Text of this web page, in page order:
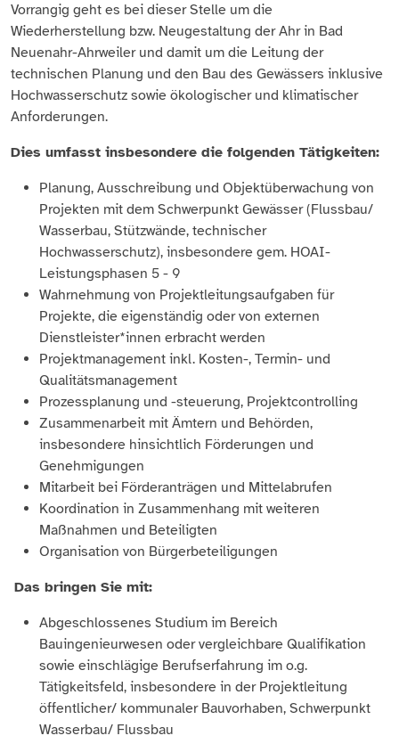
Vorrangig geht es bei dieser Stelle um die
Wiederherstellung bzw. Neugestaltung der Ahr in Bad
Neuenahr-Ahrweiler und damit um die Leitung der
technischen Planung und den Bau des Gewässers inklusive
Hochwasserschutz sowie ökologischer und klimatischer
Anforderungen.
Dies umfasst insbesondere die folgenden Tätigkeiten:
Planung, Ausschreibung und Objektüberwachung von
Projekten mit dem Schwerpunkt Gewässer (Flussbau/
Wasserbau, Stützwände, technischer
Hochwasserschutz), insbesondere gem. HOAI-
Leistungsphasen 5 - 9
Wahrnehmung von Projektleitungsaufgaben für
Projekte, die eigenständig oder von externen
Dienstleister*innen erbracht werden
Projektmanagement inkl. Kosten-, Termin- und
Qualitätsmanagement
Prozessplanung und -steuerung, Projektcontrolling
Zusammenarbeit mit Ämtern und Behörden,
insbesondere hinsichtlich Förderungen und
Genehmigungen
Mitarbeit bei Förderanträgen und Mittelabrufen
Koordination in Zusammenhang mit weiteren
Maßnahmen und Beteiligten
Organisation von Bürgerbeteiligungen
Das bringen Sie mit:
Abgeschlossenes Studium im Bereich
Bauingenieurwesen oder vergleichbare Qualifikation
sowie einschlägige Berufserfahrung im o.g.
Tätigkeitsfeld, insbesondere in der Projektleitung
öffentlicher/ kommunaler Bauvorhaben, Schwerpunkt
Wasserbau/ Flussbau